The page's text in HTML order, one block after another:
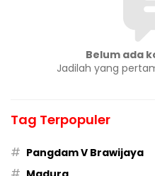
Belum ada
Jadilah yang
Tag Terpopuler
# Pangdam V Brawijaya